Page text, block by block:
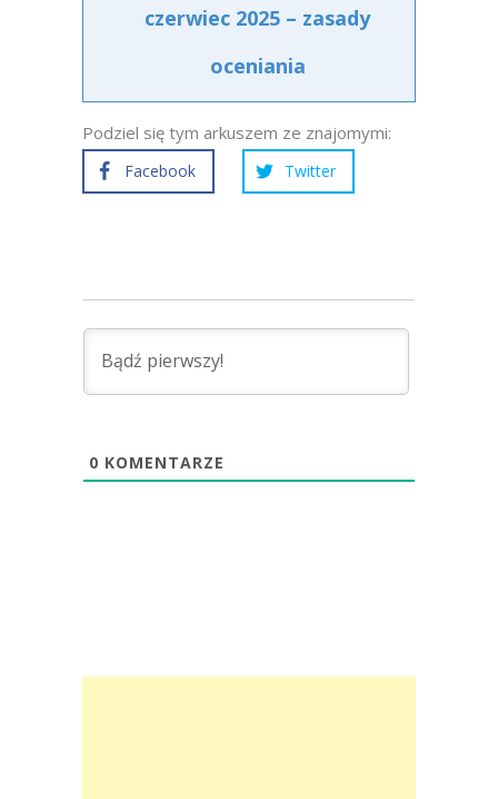
czerwiec 2025 – zasady
oceniania
Podziel się tym arkuszem ze znajomymi:
Facebook Twitter
0 KOMENTARZE